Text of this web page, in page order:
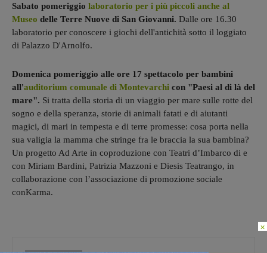
Sabato pomeriggio laboratorio per i più piccoli anche al
Museo delle Terre Nuove di San Giovanni. Dalle ore 16.30
laboratorio per conoscere i giochi dell'antichità sotto il loggiato
di Palazzo D'Arnolfo.
Domenica pomeriggio alle ore 17 spettacolo per bambini
all'auditorium comunale di Montevarchi con "Paesi al di là del
mare". Si tratta della storia di un viaggio per mare sulle rotte del
sogno e della speranza, storie di animali fatati e di aiutanti
magici, di mari in tempesta e di terre promesse: cosa porta nella
sua valigia la mamma che stringe fra le braccia la sua bambina?
Un progetto Ad Arte in coproduzione con Teatri d’Imbarco di e
con Miriam Bardini, Patrizia Mazzoni e Diesis Teatrango, in
collaborazione con l’associazione di promozione sociale
conKarma.
×